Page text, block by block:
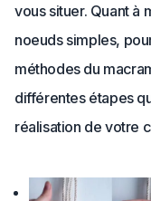
vous situer. Quant à
noeuds simples,
méthodes du
différentes étapes
réalisation de votre